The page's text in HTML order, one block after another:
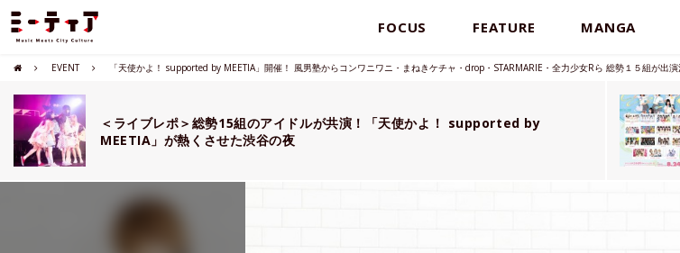
FOCUS FEATURE MANGA
EVENT 「天使かよ！ supported by MEETIA」開催！ 風男塾からコンワニワニ・まねきケチャ・drop・STARMARIE・全力少女Rら 総勢１５組が出演
＜ライブレポ＞総勢15組のアイドルが共演！「天使かよ！ supported by
MEETIA」が熱くさせた渋谷の夜